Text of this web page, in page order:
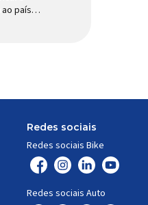
país
Redes sociais
Redes sociais Bike
Redes sociais Auto